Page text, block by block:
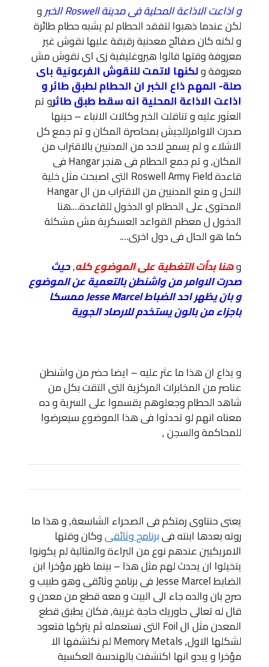
و اذاعت الاذاعة المحلية فى مدينة Roswell الخبر
و
لكن عندما ذهبوا لتفقد الحطام لم يشبه حطام طائرة
و لكنه كان صفائح معدنية رقيقة عليها نقوش غير
معروفة وقتها قالوا هيروغليفية زى اى نقوش مش
معروفة ولكنها لاتمت للنقوش الفرعونية باى
صلة- المهم ذاع الخبر ان الحطام لطبق طائر و
اذاعت الاذاعة المحلية انه سقط طبق طائرو تم
العثور عليه و تناقلت الخبر وكالات الانباء – حينها
صدرت الاوامرللجيش بمحاصرة المكان و تم جمع كل
الاشلاء و لم يسمح لاحد من المدنيين بالاقتراب من
المكان, و تم جمع الحطام فى هنجر Hangar فى
قاعدة Roswell Army Field التى اصبحت مثل خلية
النحل و منع المدنيين من الاقتراب من ال Hangar
المحتوى على الحطام او الدخول للقاعدة….هنا
الدخول ل معظم القواعد العسكرية مش مشكلة
كما هو الحال فى دول اخرى….
وهنا بدأت التغطية على الموضوع كله,حيث
صدرت الاوامر من واشنطن بالتعمية عن الموضوع
و بان يظهر احد الضباط Jesse Marcel ممسكا
باجزاء من بالون يستخدم للارصاد الجوية
و يذاع ان هذا ما عثر عليه – ايضا حضر من واشنطن
عناصر من المخابرات المركزية التى التقت بكل من
شاهد الحطام وجعلوهم يقسموا على السرية و ده
معناه انهم لو تحدثوا فى هذا الموضوع سيعرضوا
للمحاكمة والسجن ,
يعنى حنتاوى رمتكم فى الصحراء الشاسعة, و هذا ما
روته بعدها ابنته فىبرنامج وثائقىوكان وقتها
الامريكيين عندهم نوع من البراءة والمثالية لم يكونوا
يتخيلوا ان يحدث لهم مثل هذا – بينما ظهر مؤخرا ابن
الضابط Jesse Marcel فى برنامج وثائقى وهو طبيب و
صرح بان والده جاء الى البيت و معه قطع من معدن و
قال له تعالى حاوريك حاجة غريبة, فكان يطبق قطع
المعدن مثل ال Foil التى نستعمله ثم يتركها فتعود
لشكلها الاول, Memory Metals لم نكتشفها الا
مؤخرا و يبدو انها اكتشفت بالهندسة العكسية